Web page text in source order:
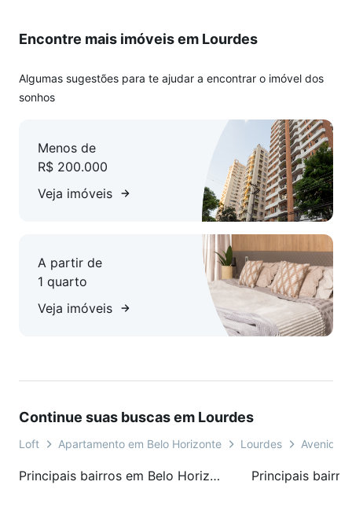
Encontre mais imóveis em Lourdes
Algumas sugestões para te ajudar a encontrar o imóvel dos
sonhos
Menos de
R$ 200.000
Veja imóveis
A partir de
1 quarto
Veja imóveis
Continue suas buscas em Lourdes
Loft Apartamento em Belo Horizonte Lourdes Avenida
Principais bairros em Belo Horizonte, MG